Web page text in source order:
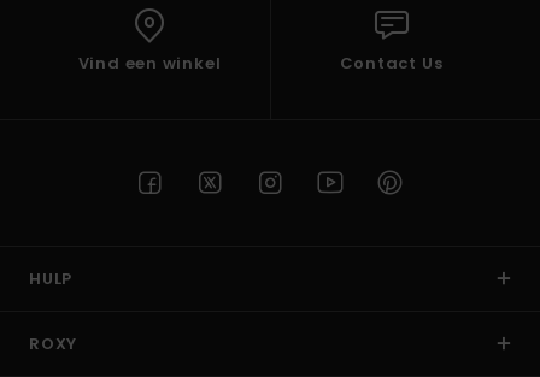
Vind een winkel Contact Us
HULP
ROXY